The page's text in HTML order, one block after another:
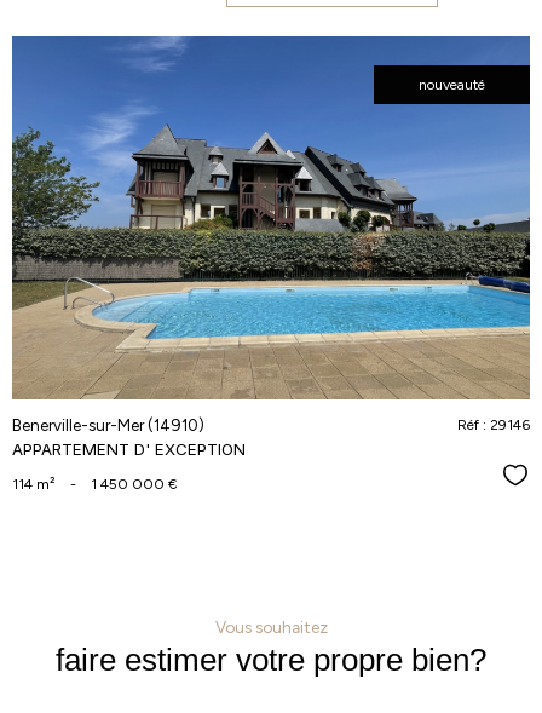
nouveauté
voir le
bien
Benerville-sur-Mer (14910)
APPARTEMENT D' EXCEPTION
Réf : 29146
114 m² - 1 450 000 €
Vous souhaitez
faire estimer votre propre bien?